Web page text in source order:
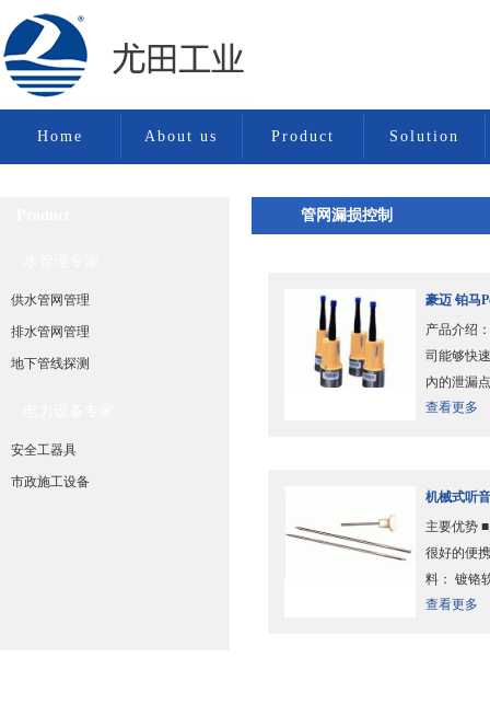
Home About us Product Solution
水管理专家
供水管网管理
供水管网管理
排水管网管理
地下管线探测
安全工器具
市政施工设备
管网漏损控制
豪迈 铂马
记录仪..
产品介绍
司能够快
內的泄漏
统所在地
查看更多
机械式听
主要优势
很好的便
料： 镀铬
查看更多